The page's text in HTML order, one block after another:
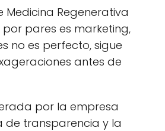
Regenerativa
por pares es marketing,
no es perfecto, sigue
antes de
por la empresa
de transparencia y la